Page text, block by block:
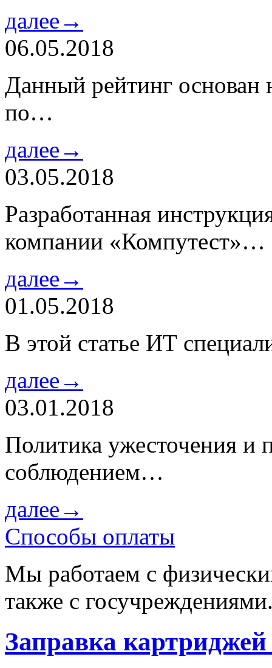
далее→
06.05.2018
Данный рейтинг основан
по…
далее→
03.05.2018
Разработанная
компании «Компутест»…
далее→
01.05.2018
В этой статье ИТ
далее→
03.01.2018
Политика ужесточения и
соблюдением…
далее→
Способы оплаты
Мы работаем с
также с
Заправка картриджей